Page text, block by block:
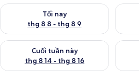
Tối nay
thg 8 8 - thg 8 9
Kiểm tra lượng phòng tối nay từ thg 8
Kiểm
Cuối tuần này
thg 8 14 - thg 8 16
Kiểm tra lượng phòng cuối tuần này từ
Kiểm